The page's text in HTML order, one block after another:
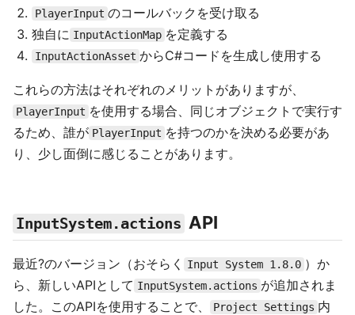
PlayerInput のコールバックを受け取る
独自に InputActionMap を定義する
InputActionAsset からC#コードを生成し使用する
これらの方法はそれぞれのメリットがありますが、
PlayerInput を使用する場合、同じオブジェクトで実行す
るため、誰が PlayerInput を持つのかを決める必要があ
り、少し面倒に感じることがあります。
InputSystem.actions API
最近?のバージョン（おそらく Input System 1.8.0 ）か
ら、新しいAPIとして InputSystem.actions が追加されま
した。このAPIを使用することで、
Project Settings 内